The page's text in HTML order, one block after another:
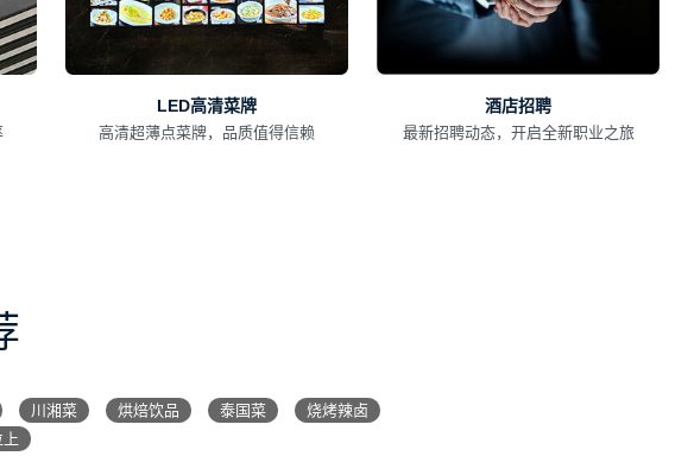
LED高清菜牌
高清超薄点菜牌，品质值得信赖
酒店招聘
最新招聘动态，开启全新职业之旅
川湘菜 烘焙饮品 泰国菜
烧烤辣卤
上